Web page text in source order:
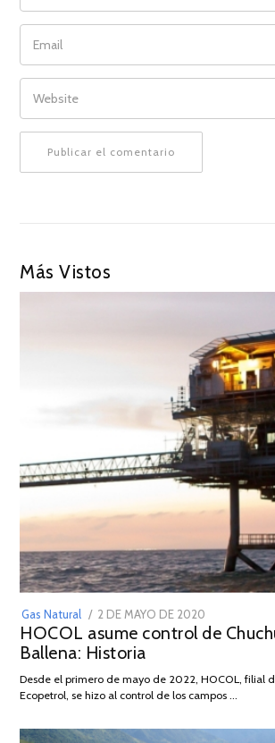
EMAIL
WEBSITE
Más Vistos
Gas Natural
POSTED
ON
2 DE MAYO DE 2020
DE
2026
HOCOL asume control de
Ballena: Historia
Desde el primero de mayo de 2022, HOCOL, filial
Ecopetrol, se hizo al control de los campos …